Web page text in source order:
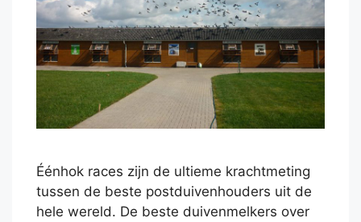
Éénhok races zijn de ultieme krachtmeting
tussen de beste postduivenhouders uit de
hele wereld. De beste duivenmelkers over